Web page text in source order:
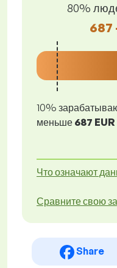
80%
687
10%
меньше 687 EUR
Что означают
Сравните свою
Share